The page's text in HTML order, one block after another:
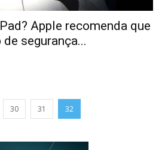
Apple recomenda que
segurança...
30 31 32